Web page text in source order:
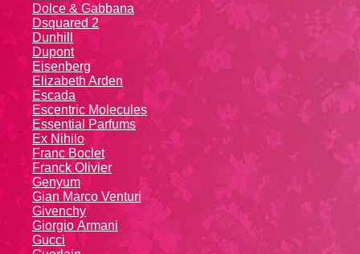
Dolce & Gabbana
Dsquared 2
Dunhill
Dupont
Eisenberg
Elizabeth Arden
Escada
Escentric Molecules
Essential Parfums
Ex Nihilo
Franc Boclet
Franck Olivier
Genyum
Gian Marco Venturi
Givenchy
Giоrgio Аrmаni
Gucci